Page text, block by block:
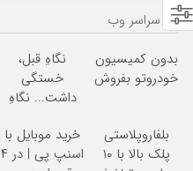
از سراسر وب
بدون کمیسیون
خودروتو بفروش
نگاهِ قبل،
خستگی
داشت... نگاهِ
بلفا با 25%
تخفیف
بلفاروپلاستی
پلک بالا با ۱۰
خرید موبایل با
اسنپ پی | در ۴